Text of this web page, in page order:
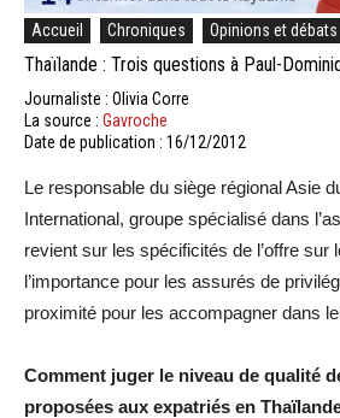
Accueil Chroniques Opinions et débats
Thaïlande : Trois questions à Paul-
Journaliste : Olivia Corre
La source : Gavroche
Date de publication : 16/12/2012
Le responsable du siège régional Asie
International, groupe spécialisé dans
revient sur les spécificités de l’offre sur
l’importance pour les assurés de
proximité pour les accompagner dans
Comment juger le niveau de qualité
proposées aux expatriés en